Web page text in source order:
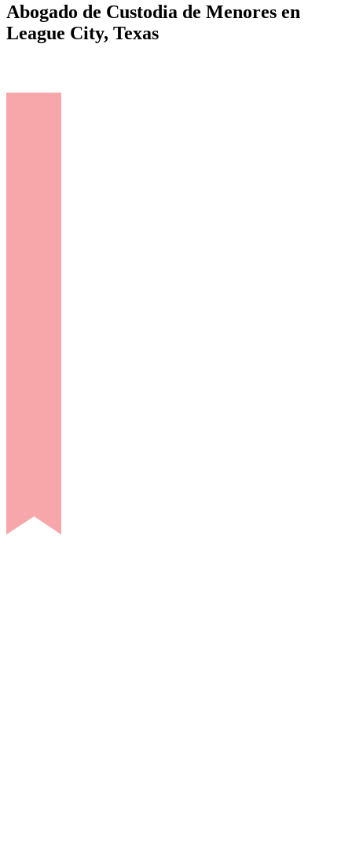
Abogado de Custodia de Menores en
League City, Texas